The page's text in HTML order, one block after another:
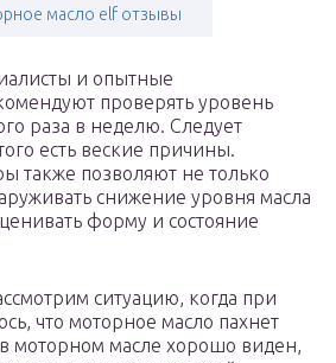
масло elf отзывы
и опытные
проверять уровень
раза в неделю. Следует
есть веские причины.
также позволяют не только
снижение уровня масла
форму и состояние
ситуацию, когда при
что моторное масло пахнет
моторном масле хорошо виден,